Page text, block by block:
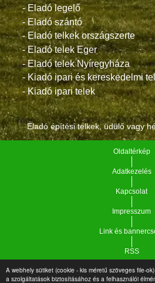
A webhely sütiket (cookie - kis méretű szöveges file-
a szolgáltatások biztosításához és a felhasználói
- Eladó legelő
- Eladó szántó
- Eladó telkek országszerte
- Eladó telek Eger
- Eladó telek Nyíregyháza
- Kiadó ipari és kereskedelmi
- Kiadó ipari telek
Eladó építési telkek, üdülő vagy
Oldaltérkép
Adatkezelés
Kapcsolat
Impresszum
Link és
RSS
Copyright © 2021.Vár-Köz Kft. -